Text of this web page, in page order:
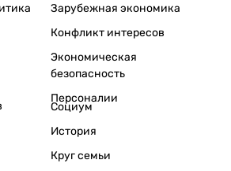
Зарубежная экономика
Конфликт интересов
Экономическая
безопасность
Персоналии
Социум
История
Круг семьи